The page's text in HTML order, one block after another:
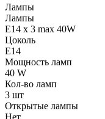
Лампы
Лампы
E14 x 3 max 40W
Цоколь
E14
Мощность ламп
40 W
Кол-во ламп
3 шт
Открытые лампы
Нет